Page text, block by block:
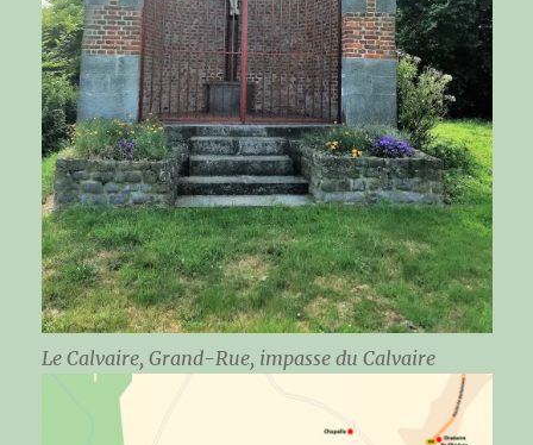
Le Calvaire, Grand-Rue, impasse du Calvaire